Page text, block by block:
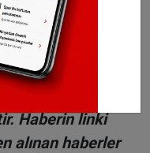
gündeminden
her türlü
Haberin linki
alınan haberler